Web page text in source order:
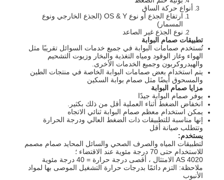
أنواع حركة الساق
ارتفاع الجذع أو نوع OS & Y (الجذع الخارجي ونوع
المسمار)
نوع الجذع غير الصاعد
تطبيقات صمام البوابة
تُستخدم صمامات البوابة في جميع خدمات السوائل تقريبًا مثل
الهواء وغاز الوقود ومياه التغذية والبخار وزيوت التشحيم
والهيدروكربون وجميع الخدمات الأخرى.
يتم استخدام بعض صمامات البوابة الخاصة في منتجات الطين
والمسحوق أيضًا مثل صمام بوابة السكين
مزايا صمام البوابة
يوفر صمام البوابة جيدًا
انخفاض الضغط أثناء العملية أقل من ذلك بكثير.
يمكن استخدام معظم صمام البوابة ثنائي الاتجاه
إنها مناسبة للتطبيقات ذات الضغط العالي ودرجة الحرارة
وتتطلب صيانة أقل
يستخدم:
لتطبيقات المياه والصرف الصحي والسائل المحايد صمام مصمم
للاستخدام حتى 70 درجة مئوية عند الاقتضاء ؛
AS 4020 الامتثال ، أقصى درجة حرارة = 40 درجة مئوية
ملاحظة: التزم دائمًا بدرجات حرارة التشغيل الموصى بها لمواد
الأنبوب